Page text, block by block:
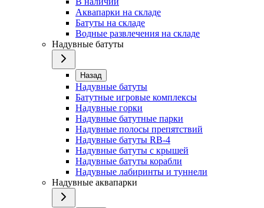
Аквапарки на складе
Батуты на складе
Водные развлечения на складе
Надувные батуты
Назад
Надувные батуты
Батутные игровые комплексы
Надувные горки
Надувные батутные парки
Надувные полосы препятствий
Надувные батуты RB-4
Надувные батуты с крышей
Надувные батуты корабли
Надувные лабиринты и туннели
Надувные аквапарки